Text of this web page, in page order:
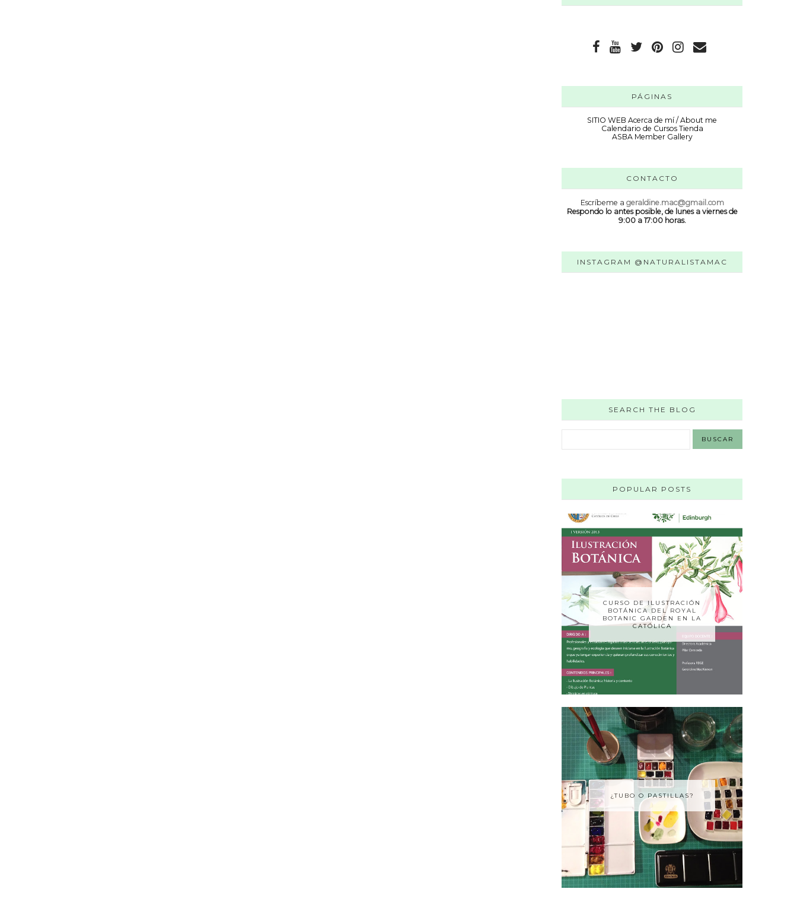
PÁGINAS
SITIO WEB Acerca de mí / About me
Calendario de Cursos Tienda
ASBA Member Gallery
CONTACTO
Escríbeme a geraldine.mac@gmail.com
Respondo lo antes posible, de lunes a viernes de
9:00 a 17:00 horas.
INSTAGRAM @NATURALISTAMAC
SEARCH THE BLOG
POPULAR POSTS
CURSO DE ILUSTRACIÓN
BOTÁNICA DEL ROYAL
BOTANIC GARDEN EN LA
CATÓLICA
¿TUBO O PASTILLAS?